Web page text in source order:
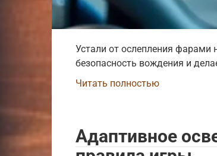
Устали от ослепления фарами
безопасность вождения и
Читать полностью
Адаптивное